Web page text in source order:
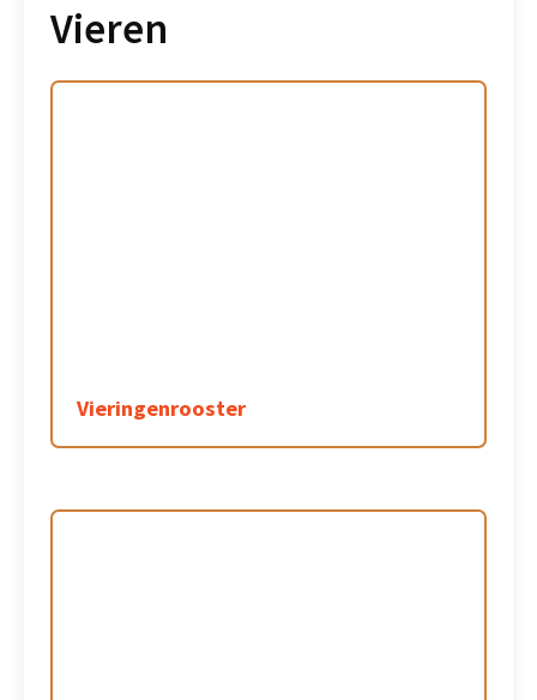
Vieren
Vieringenrooster